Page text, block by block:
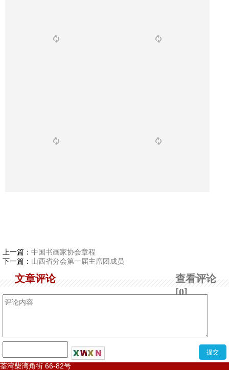
上一篇： 中国书画家协会章程
下一篇： 山西省分会第一届主席团成员
查看评论
[0]
文章评论
荃湾柴湾角街 66-82号